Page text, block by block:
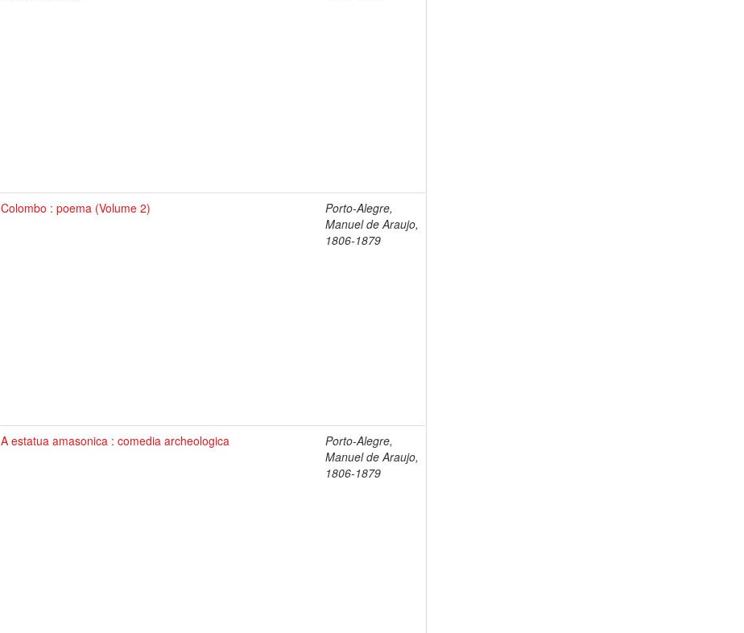
Colombo : poema (Volume 2)
Porto-Alegre,
Manuel de Araujo,
1806-1879
A estatua amasonica : comedia archeologica
Porto-Alegre,
Manuel de Araujo,
1806-1879